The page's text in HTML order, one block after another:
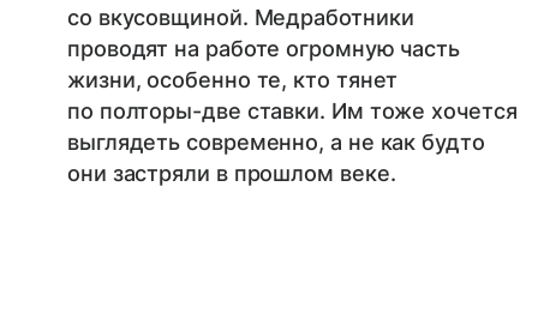
со вкусовщиной. Медработники
проводят на работе огромную часть
жизни, особенно те, кто тянет
по полторы-две ставки. Им тоже хочется
выглядеть современно, а не как будто
они застряли в прошлом веке.